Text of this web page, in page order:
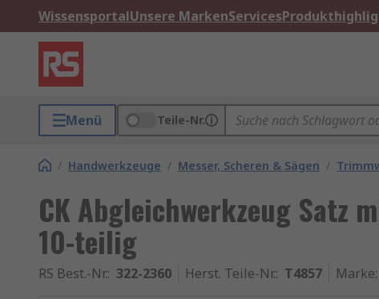
WissensportalUnsere MarkenServices
Menü Teile-Nr.
/ Handwerkzeuge / Messer, Scheren & Sägen /
CK Abgleichwerkzeug Satz
10-teilig
RS Best.-Nr.: 322-2360 Herst. Teile-Nr.: T4857 Marke: